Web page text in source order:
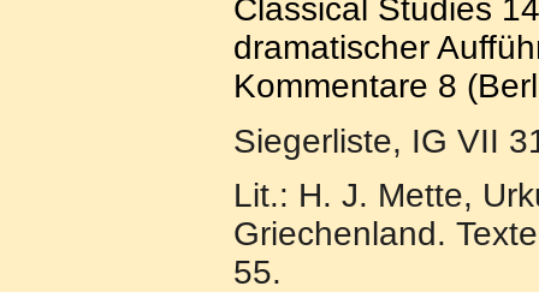
Classical Studies
dramatischer
Kommentare 8
Siegerliste, IG VII
Lit.: H. J. Mette,
Griechenland.
55.